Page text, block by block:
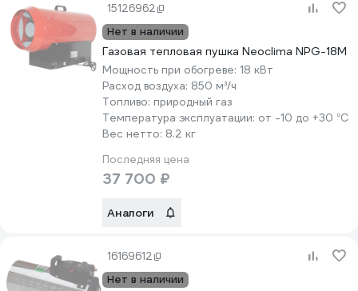
15126962
Нет в наличии
Газовая тепловая пушка Neoclima NPG-18M
Мощность при обогреве: 18 кВт
Расход воздуха: 850 м³/ч
Топливо: природный газ
Температура эксплуатации: от -10 до +30 °С
Вес нетто: 8.2 кг
Последняя цена
37 700 ₽
Аналоги
16169612
Нет в наличии